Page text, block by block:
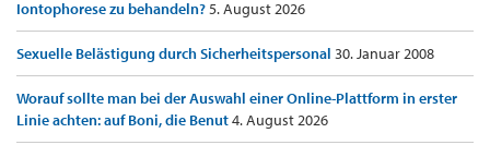
Iontophorese zu behandeln?5. August 2026
Sexuelle Belästigung durch Sicherheitspersonal 30. Januar 2008
Worauf sollte man bei der Auswahl einer Online-Plattform in erster
Linie achten: auf Boni, die Benut4. August 2026